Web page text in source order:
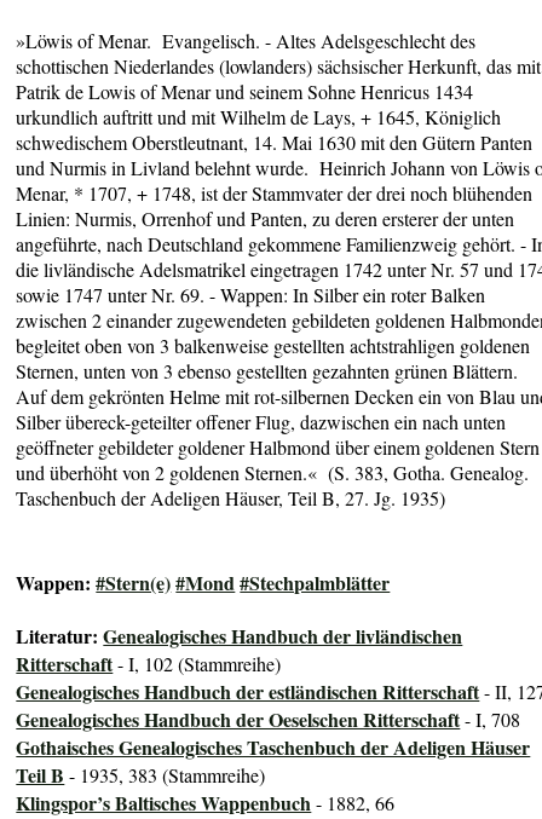
»Löwis of Menar. Evangelisch. - Altes Adelsgeschlecht des
schottischen Niederlandes (lowlanders) sächsischer Herkunft, das mit
Patrik de Lowis of Menar und seinem Sohne Henricus 1434
urkundlich auftritt und mit Wilhelm de Lays, + 1645, Königlich
schwedischem Oberstleutnant, 14. Mai 1630 mit den Gütern Panten
und Nurmis in Livland belehnt wurde. Heinrich Johann von Löwis
Menar, * 1707, + 1748, ist der Stammvater der drei noch blühenden
Linien: Nurmis, Orrenhof und Panten, zu deren ersterer der unten
angeführte, nach Deutschland gekommene Familienzweig gehört. -
die livländische Adelsmatrikel eingetragen 1742 unter Nr. 57 und
sowie 1747 unter Nr. 69. - Wappen: In Silber ein roter Balken
zwischen 2 einander zugewendeten gebildeten goldenen
begleitet oben von 3 balkenweise gestellten achtstrahligen goldenen
Sternen, unten von 3 ebenso gestellten gezahnten grünen Blättern.
Auf dem gekrönten Helme mit rot-silbernen Decken ein von Blau
Silber übereck-geteilter offener Flug, dazwischen ein nach unten
geöffneter gebildeter goldener Halbmond über einem goldenen Stern
und überhöht von 2 goldenen Sternen.« (S. 383, Gotha. Genealog.
Taschenbuch der Adeligen Häuser, Teil B, 27. Jg. 1935)
Wappen:#Stern(e)#Mond#Stechpalmblätter
Literatur:Genealogisches Handbuch der livländischen
Ritterschaft- I, 102 (Stammreihe)
Genealogisches Handbuch der estländischen Ritterschaft- II,
Genealogisches Handbuch der Oeselschen Ritterschaft- I, 708
Gothaisches Genealogisches Taschenbuch der Adeligen Häuser
Teil B - 1935, 383 (Stammreihe)
Klingspor’s Baltisches Wappenbuch- 1882, 66